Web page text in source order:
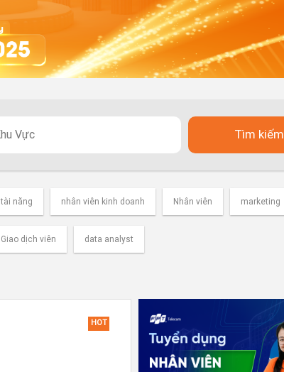
Tìm kiếm
năng nhân viên kinh doanh Nhân viên marketing
Giao dịch viên data analyst